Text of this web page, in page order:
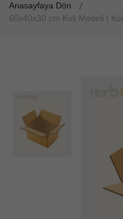
Anasayfaya Dön
60x40x30 cm Koli Modeli |